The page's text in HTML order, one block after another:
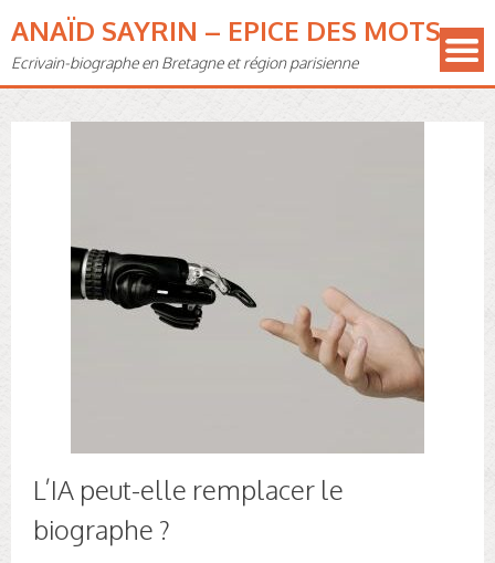
ANAÏD SAYRIN – EPICE DES MOTS
Ecrivain-biographe en Bretagne et région parisienne
L’IA peut-elle remplacer le
biographe ?